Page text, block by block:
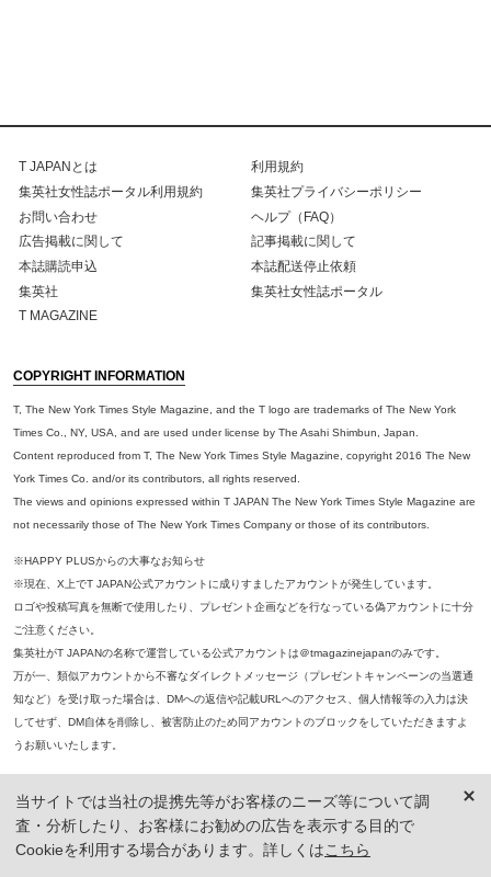
T JAPANとは
利用規約
集英社女性誌ポータル利用規約
集英社プライバシーポリシー
お問い合わせ
ヘルプ（FAQ）
広告掲載に関して
記事掲載に関して
本誌購読申込
本誌配送停止依頼
集英社
集英社女性誌ポータル
T MAGAZINE
COPYRIGHT INFORMATION
T, The New York Times Style Magazine, and the T logo are trademarks of The New York
Times Co., NY, USA, and are used under license by The Asahi Shimbun, Japan.
Content reproduced from T, The New York Times Style Magazine, copyright 2016 The New
York Times Co. and/or its contributors, all rights reserved.
The views and opinions expressed within T JAPAN The New York Times Style Magazine are
not necessarily those of The New York Times Company or those of its contributors.
※HAPPY PLUSからの大事なお知らせ
※現在、X上でT JAPAN公式アカウントに成りすましたアカウントが発生しています。
ロゴや投稿写真を無断で使用したり、プレゼント企画などを行なっている偽アカウントに十分
ご注意ください。
集英社がT JAPANの名称で運営している公式アカウントは＠tmagazinejapanのみです。
万が一、類似アカウントから不審なダイレクトメッセージ（プレゼントキャンペーンの当選通
知など）を受け取った場合は、DMへの返信や記載URLへのアクセス、個人情報等の入力は決
してせず、DM自体を削除し、被害防止のため同アカウントのブロックをしていただきますよ
うお願いいたします。
※ 掲載商品の価格は、特に記載がないかぎり、「税込価格」で表示しています。ただし、2021年3月18日以前に公開し
た記事については「本体価格（税抜）」での表示となり、 掲載価格には消費税が含まれておりませんのでご注意くだ
当サイトでは当社の提携先等がお客様のニーズ等について調
査・分析したり、お客様にお勧めの広告を表示する目的で
Cookieを利用する場合があります。詳しくはこちら